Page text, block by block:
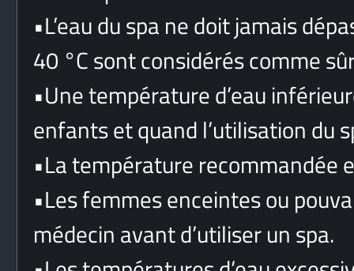
•L’eau du spa ne doit jamais
40 °C sont considérés comme
•Une température d’eau
enfants et quand l’utilisation du
•La température recommandée
•Les femmes enceintes ou
médecin avant d’utiliser un spa.